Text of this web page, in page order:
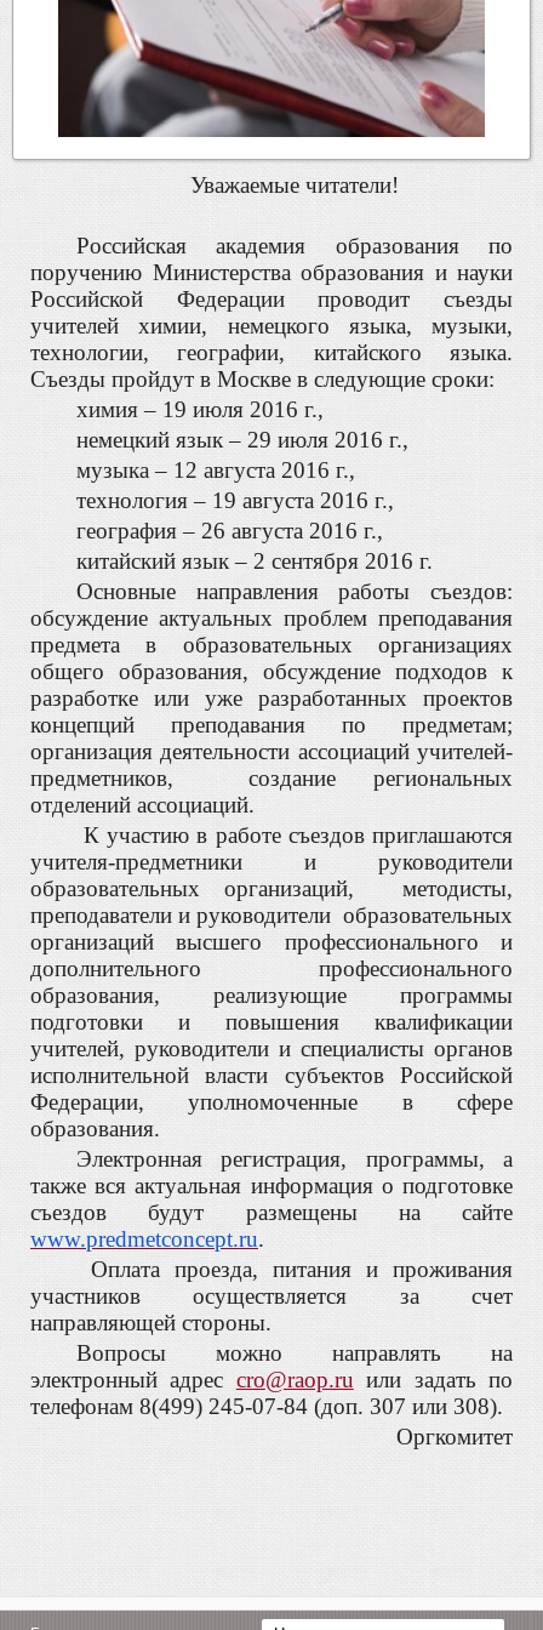
Уважаемые читатели!
Российская академия образования по
поручению Министерства образования и науки
Российской Федерации проводит съезды
учителей химии, немецкого языка, музыки,
технологии, географии, китайского языка.
Съезды пройдут в Москве в следующие сроки:
химия – 19 июля 2016 г.,
немецкий язык – 29 июля 2016 г.,
музыка – 12 августа 2016 г.,
технология – 19 августа 2016 г.,
география – 26 августа 2016 г.,
китайский язык – 2 сентября 2016 г.
Основные направления работы съездов:
обсуждение актуальных проблем преподавания
предмета в образовательных организациях
общего образования, обсуждение подходов к
разработке или уже разработанных проектов
концепций преподавания по предметам;
организация деятельности ассоциаций учителей-
предметников, создание региональных
отделений ассоциаций.
К участию в работе съездов приглашаются
учителя-предметники и руководители
образовательных организаций, методисты,
преподаватели и руководители образовательных
организаций высшего профессионального и
дополнительного профессионального
образования, реализующие программы
подготовки и повышения квалификации
учителей, руководители и специалисты органов
исполнительной власти субъектов Российской
Федерации, уполномоченные в сфере
образования.
Электронная регистрация, программы, а
также вся актуальная информация о подготовке
съездов будут размещены на сайте
www.predmetconcept.ru.
Оплата проезда, питания и проживания
участников осуществляется за счет
направляющей стороны.
Вопросы можно направлять на
электронный адрес cro@raop.ru или задать по
телефонам 8(499) 245-07-84 (доп. 307 или 308).
Оргкомитет